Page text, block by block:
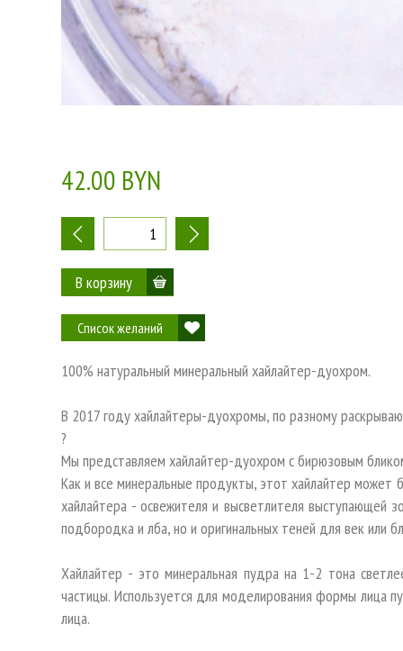
42.00 BYN
- +
Список желаний
100% натуральный минеральный хайлайтер-дуохром.
В 2017 году хайлайтеры-дуохромы, по разному
?
Мы представляем хайлайтер-дуохром с бирюзовым
Как и все минеральные продукты, этот хайлайтер может
хайлайтера - освежителя и высветлителя выступающей
подбородка и лба, но и оригинальных теней для век или
Хайлайтер - это минеральная пудра на 1-2 тона
частицы. Используется для моделирования формы лица
лица.